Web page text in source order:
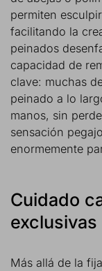
permiten
facilitando la
peinados
capacidad de
clave: muchas
peinado a lo
manos, sin
sensación
enormemente
Cuidado
exclusivas
Más allá de la